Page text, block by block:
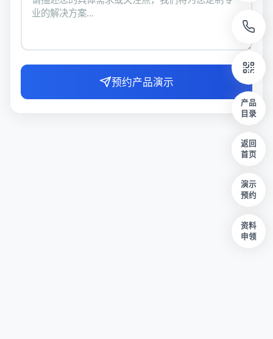
预约产品演示
产品
目录
返回
首页
演示
预约
资料
申领